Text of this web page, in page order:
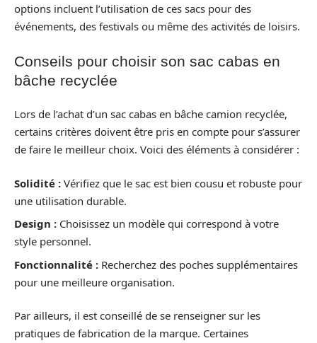
options incluent l’utilisation de ces sacs pour des
événements, des festivals ou même des activités de loisirs.
Conseils pour choisir son sac cabas en
bâche recyclée
Lors de l’achat d’un sac cabas en bâche camion recyclée,
certains critères doivent être pris en compte pour s’assurer
de faire le meilleur choix. Voici des éléments à considérer :
Solidité : Vérifiez que le sac est bien cousu et robuste pour
une utilisation durable.
Design : Choisissez un modèle qui correspond à votre
style personnel.
Fonctionnalité : Recherchez des poches supplémentaires
pour une meilleure organisation.
Par ailleurs, il est conseillé de se renseigner sur les
pratiques de fabrication de la marque. Certaines